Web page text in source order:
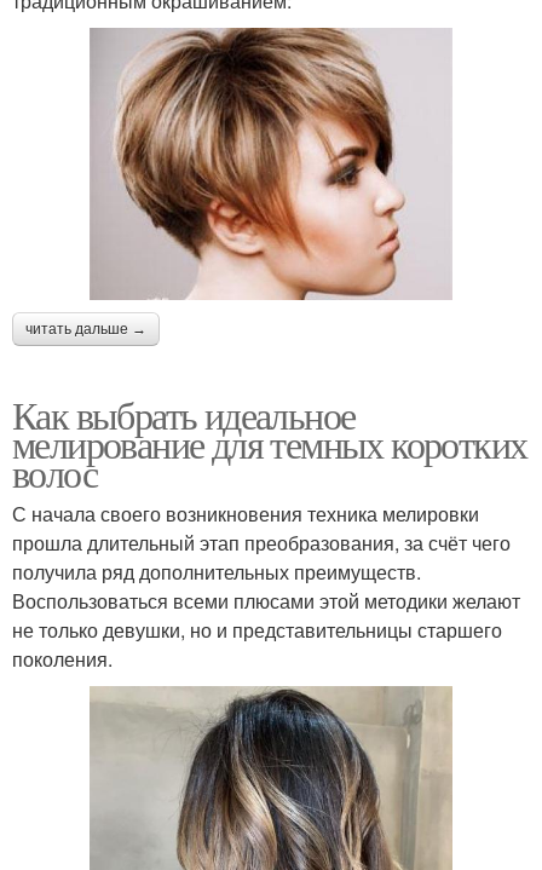
читать дальше →
Как выбрать идеальное
мелирование для темных коротких
волос
С начала своего возникновения техника мелировки
прошла длительный этап преобразования, за счёт чего
получила ряд дополнительных преимуществ.
Воспользоваться всеми плюсами этой методики желают
не только девушки, но и представительницы старшего
поколения.